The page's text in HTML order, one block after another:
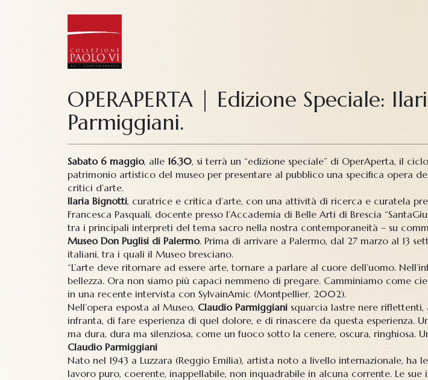
OPERAPERTA | Edizione Speciale:
Parmiggiani.
Sabato 6 maggio, alle 16.30, si terrà un “edizione speciale” di OperAperta, il
patrimonio artistico del museo per presentare al pubblico una specifica opera
critici d’arte.
Ilaria Bignotti, curatrice e critica d’arte, con una attività di ricerca e curatela
Francesca Pasquali, docente presso l’Accademia di Belle Arti di Brescia
tra i principali interpreti del tema sacro nella nostra contemporaneità – su
Museo Don Puglisi di Palermo. Prima di arrivare a Palermo, dal 27 marzo al 13
italiani, tra i quali il Museo bresciano.
“L’arte deve ritornare ad essere arte, tornare a parlare al cuore dell’uomo.
bellezza. Ora non siamo più capaci nemmeno di pregare. Camminiamo come
in una recente intervista con SylvainAmic (Montpellier, 2002).
Nell’opera esposta al Museo, Claudio Parmiggiani squarcia lastre nere riflettenti,
infranta, di fare esperienza di quel dolore, e di rinascere da questa esperienza.
ma dura, dura ma silenziosa, come un fuoco sotto la cenere, oscura, ringhiosa.
Claudio Parmiggiani
Nato nel 1943 a Luzzara (Reggio Emilia), artista noto a livello internazionale,
lavoro puro, coerente, inappellabile, non inquadrabile in alcuna corrente. Le